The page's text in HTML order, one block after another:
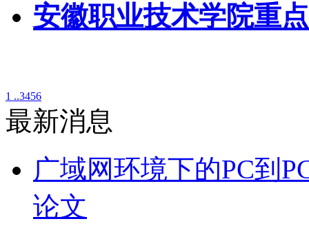
安徽职业技术学院重
1 ..3456
最新消息
广域网环境下的PC到
论文